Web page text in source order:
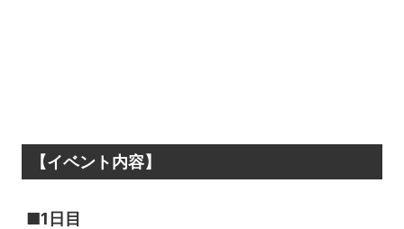
【イベント内容】
■1日目